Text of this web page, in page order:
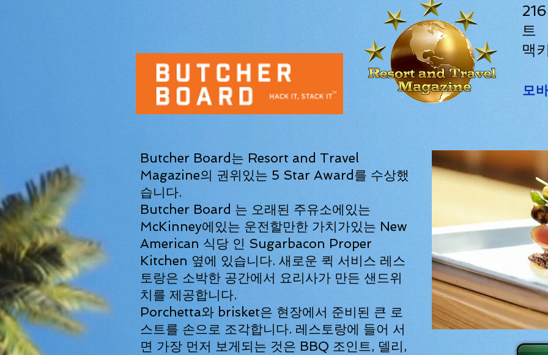
모
트
맥
Butcher Board는 Resort and Travel
Magazine의 권위있는 5 Star Award를 수상했
습니다.
Butcher Board 는 오래된 주유소에있는
McKinney에있는 운전할만한 가치가있는 New
American 식당 인 Sugarbacon Proper
Kitchen 옆에 있습니다. 새로운 퀵 서비스 레스
토랑은 소박한 공간에서 요리사가 만든 샌드위
치를 ​​제공합니다.
Porchetta와 brisket은 현장에서 준비된 큰 로
스트를 손으로 조각합니다. 레스토랑에 들어 서
면 가장 먼저 보게되는 것은 BBQ 조인트, 델리,